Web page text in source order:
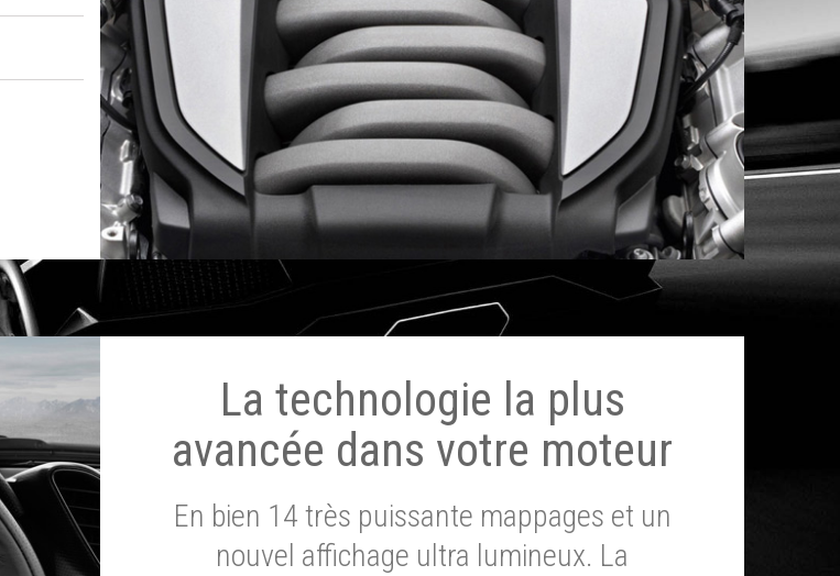
La technologie la plus
avancée dans votre moteur
En bien 14 très puissante mappages et un
nouvel affichage ultra lumineux. La